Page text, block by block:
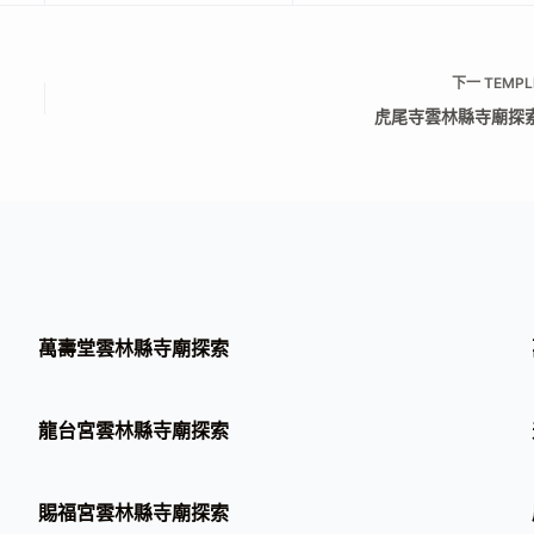
下一
虎尾寺雲林縣寺廟探
萬壽堂雲林縣寺廟探索
龍台宮雲林縣寺廟探索
賜福宮雲林縣寺廟探索